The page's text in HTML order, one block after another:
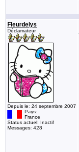
Fleurdelys
Déclamateur
Depuis le: 24 septembre 2007
Pays:
France
Status actuel: Inactif
Messages: 428